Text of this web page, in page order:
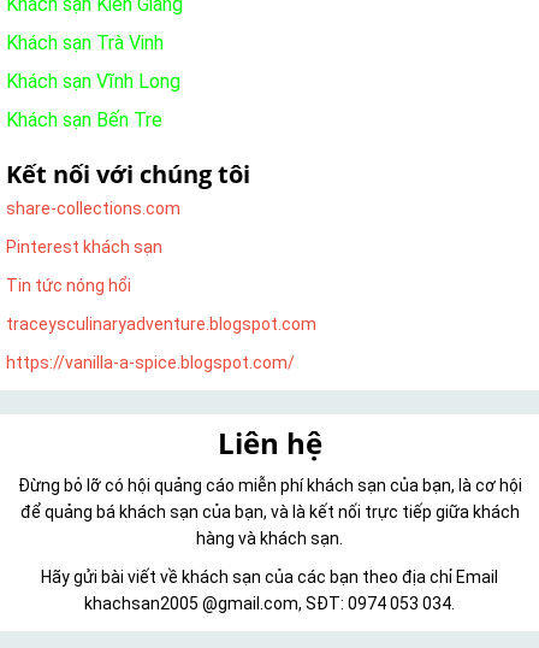
Khách sạn Trà Vinh
Khách sạn Vĩnh Long
Khách sạn Bến Tre
Kết nối với chúng tôi
share-collections.com
Pinterest khách sạn
Tin tức nóng hổi
traceysculinaryadventure.blogspot.com
https://vanilla-a-spice.blogspot.com/
Liên hệ
Đừng bỏ lỡ có hội quảng cáo miễn phí khách sạn của bạn, là cơ hội
để quảng bá khách sạn của bạn, và là kết nối trực tiếp giữa khách
hàng và khách sạn.
Hãy gửi bài viết về khách sạn của các bạn theo địa chỉ Email
khachsan2005 @gmail.com, SĐT: 0974 053 034.